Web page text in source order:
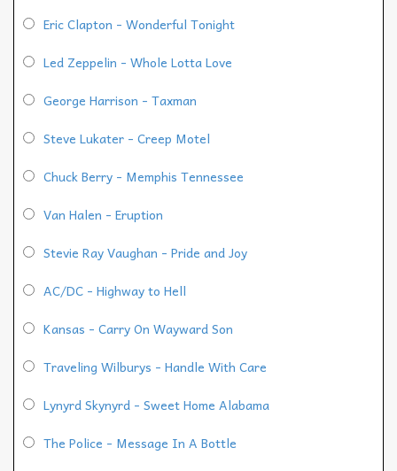
Eric Clapton - Wonderful Tonight
Led Zeppelin - Whole Lotta Love
George Harrison - Taxman
Steve Lukater - Creep Motel
Chuck Berry - Memphis Tennessee
Van Halen - Eruption
Stevie Ray Vaughan - Pride and Joy
AC/DC - Highway to Hell
Kansas - Carry On Wayward Son
Traveling Wilburys - Handle With Care
Lynyrd Skynyrd - Sweet Home Alabama
The Police - Message In A Bottle